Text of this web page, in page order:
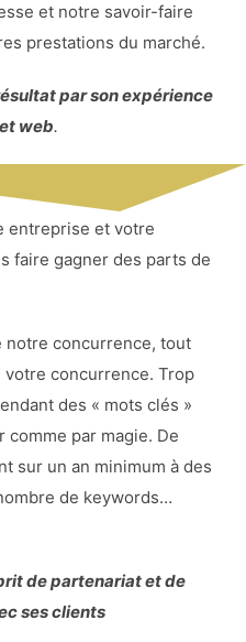
et notre savoir-faire
prestations du marché.
par son expérience
web.
entreprise et votre
faire gagner des parts de
notre concurrence, tout
votre concurrence. Trop
des « mots clés »
par magie. De
sur un an minimum à des
de keywords…
de partenariat et de
ses clients